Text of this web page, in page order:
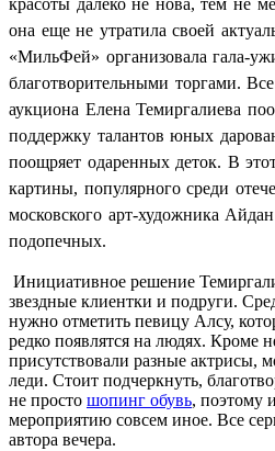
красоты далеко не нова, тем не
она еще не утратила своей
«МильФей» организовала гала-
благотворительными торгами.
аукциона Елена Темиргалиева
поддержку талантов юных
поощряет одаренных деток. В
картины, популярного среди
московского арт-художника
подопечных.
Инициативное решение
звездные клиентки и подруги.
нужно отметить певицу Алсу,
редко появлятся на людях. Кроме
присутствовали разные актрисы,
леди. Стоит подчеркнуть,
не просто шопинг обувь, поэтому
мероприятию совсем иное. Все
автора вечера.